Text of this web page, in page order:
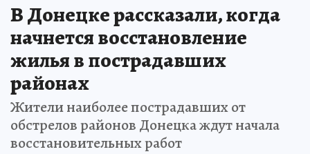
В Донецке рассказали, когда
начнется восстановление
жилья в пострадавших
районах
Жители наиболее пострадавших от
обстрелов районов Донецка ждут начала
восстановительных работ